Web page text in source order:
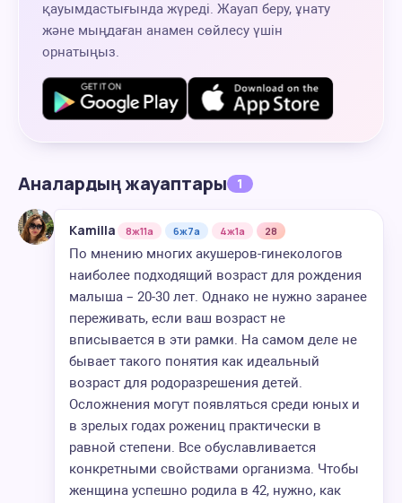
қауымдастығында жүреді. Жауап беру, ұнату
және мыңдаған анамен сөйлесу үшін
орнатыңыз.
Аналардың жауаптары 1
Kamilla 8ж11а 6ж7а 4ж1а 28
По мнению многих акушеров-гинекологов
наиболее подходящий возраст для рождения
малыша – 20-30 лет. Однако не нужно заранее
переживать, если ваш возраст не
вписывается в эти рамки. На самом деле не
бывает такого понятия как идеальный
возраст для родоразрешения детей.
Осложнения могут появляться среди юных и
в зрелых годах рожениц практически в
равной степени. Все обуславливается
конкретными свойствами организма. Чтобы
женщина успешно родила в 42, нужно, как